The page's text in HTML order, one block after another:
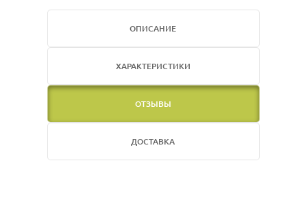
ОПИСАНИЕ
ХАРАКТЕРИСТИКИ
ОТЗЫВЫ
ДОСТАВКА